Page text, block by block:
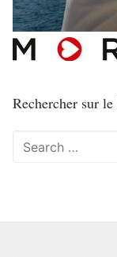
Rechercher sur
Rechercher